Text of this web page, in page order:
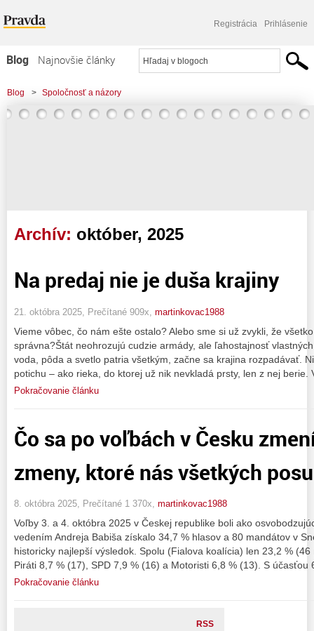
Registrácia Prihlásenie
Blog
Najnovšie články
Najčítanejšie články
Najkomentovanejšie články
Blog > Spoločnosť a názory
Archív: október, 2025
Na predaj nie je duša krajiny
21. októbra 2025, Prečítané 909x, martinkovac1988
Vieme vôbec, čo nám ešte ostalo? Alebo sme si už zvykli, že
správna?Štát neohrozujú cudzie armády, ale ľahostajnosť
voda, pôda a svetlo patria všetkým, začne sa krajina rozpadávať.
potichu – ako rieka, do ktorej už nik nevkladá prsty, len z nej
Pokračovanie článku
Čo sa po voľbách v Česku
zmeny, ktoré nás všetkých
8. októbra 2025, Prečítané 1 370x, martinkovac1988
Voľby 3. a 4. októbra 2025 v Českej republike boli ako
vedením Andreja Babiša získalo 34,7 % hlasov a 80 mandátov v
historicky najlepší výsledok. Spolu (Fialova koalícia) len 23,2 %
Piráti 8,7 % (17), SPD 7,9 % (16) a Motoristi 6,8 % (13). S
Pokračovanie článku
RSS